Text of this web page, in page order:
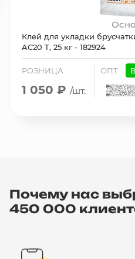
Клей для укладки
AC20 T, 25 кг - 182924
РОЗНИЦА
1 050 ₽ /шт.
ОПТ
Почему нас
450 000